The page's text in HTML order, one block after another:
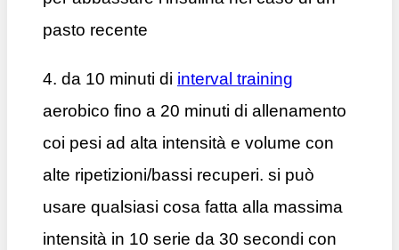
pasto recente
4. da 10 minuti di interval training
aerobico fino a 20 minuti di allenamento
coi pesi ad alta intensità e volume con
alte ripetizioni/bassi recuperi. si può
usare qualsiasi cosa fatta alla massima
intensità in 10 serie da 30 secondi con